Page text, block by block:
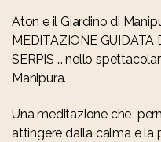
Aton e il Giardino di
MEDITAZIONE
SERPIS … nello
Manipura.
Una meditazione che
attingere dalla calma e la